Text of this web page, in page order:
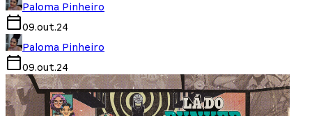
Paloma Pinheiro
09.out.24
Paloma Pinheiro
09.out.24